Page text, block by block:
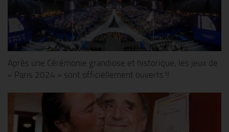
Après une Cérémonie grandiose et historique, les jeux de
« Paris 2024 » sont officiellement ouverts !!